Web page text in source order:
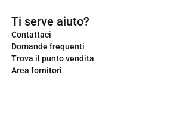
Ti serve aiuto?
Contattaci
Domande frequenti
Trova il punto vendita
Area fornitori